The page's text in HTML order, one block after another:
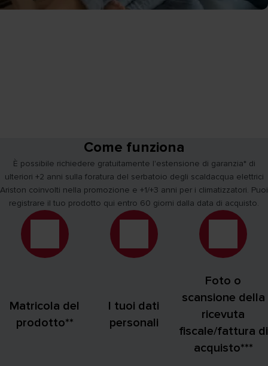
Come funziona
È possibile richiedere gratuitamente l'estensione di garanzia* di
ulteriori +2 anni sulla foratura del serbatoio degli scaldacqua elettrici
Ariston coinvolti nella promozione e +1/+3 anni per i climatizzatori. Puoi
registrare il tuo prodotto qui entro 60 giorni dalla data di acquisto.
Matricola del
prodotto**
I tuoi dati
personali
Foto o
scansione della
ricevuta
fiscale/fattura di
acquisto***